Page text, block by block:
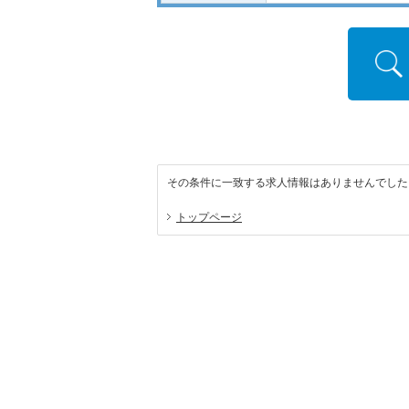
その条件に一致する求人情報はありませんでし
トップページ